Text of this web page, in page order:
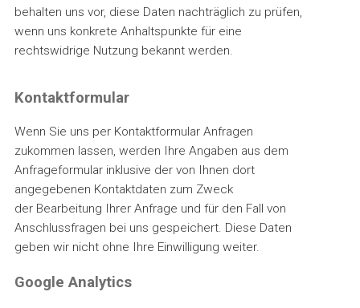
behalten uns vor, diese Daten nachträglich zu prüfen,
wenn uns konkrete Anhaltspunkte für eine
rechtswidrige Nutzung bekannt werden.
Kontaktformular
Wenn Sie uns per Kontaktformular Anfragen
zukommen lassen, werden Ihre Angaben aus dem
Anfrageformular inklusive der von Ihnen dort
angegebenen Kontaktdaten zum Zweck
der Bearbeitung Ihrer Anfrage und für den Fall von
Anschlussfragen bei uns gespeichert. Diese Daten
geben wir nicht ohne Ihre Einwilligung weiter.
Google Analytics